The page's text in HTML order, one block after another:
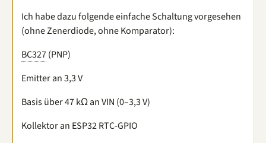
Ich habe dazu folgende einfache Schaltung vorgesehen
(ohne Zenerdiode, ohne Komparator):
BC327(PNP)
Emitter an 3,3 V
Basis über 47 kΩ an VIN (0–3,3 V)
Kollektor an ESP32 RTC-GPIO